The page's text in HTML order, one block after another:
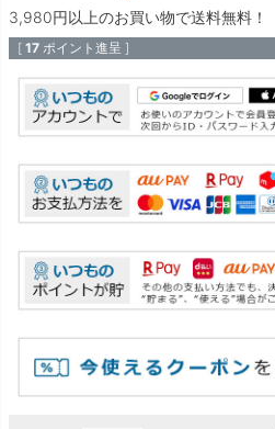
3,980円以上のお買い物で送料無料！
[ 17 ポイント進呈 ]